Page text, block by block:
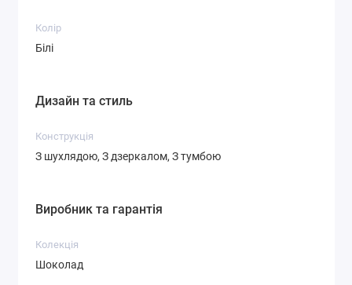
Колір
Білі
Дизайн та стиль
Конструкція
З шухлядою, З дзеркалом, З тумбою
Виробник та гарантія
Колекція
Шоколад